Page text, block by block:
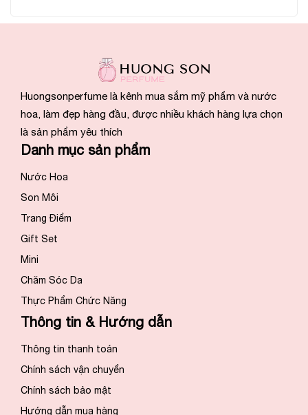
Huongsonperfume là kênh mua sắm mỹ phẩm và nước
hoa, làm đẹp hàng đầu, được nhiều khách hàng lựa chọn
là sản phẩm yêu thích
Danh mục sản phẩm
Nước Hoa
Son Môi
Trang Điểm
Gift Set
Mini
Chăm Sóc Da
Thực Phẩm Chức Năng
Thông tin & Hướng dẫn
Thông tin thanh toán
Chính sách vận chuyển
Chính sách bảo mật
Hướng dẫn mua hàng